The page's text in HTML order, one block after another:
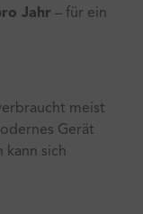
Jahr – für ein
meist
Gerät
kann sich